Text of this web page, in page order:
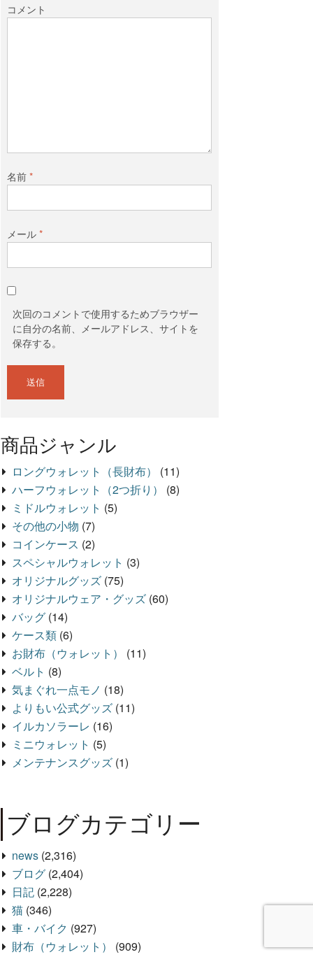
コメント
名前*
メール*
次回のコメントで使用するためブラウザー
に自分の名前、メールアドレス、サイトを
保存する。
商品ジャンル
ロングウォレット（長財布）
(11)
ハーフウォレット（2つ折り）
(8)
ミドルウォレット (5)
その他の小物 (7)
コインケース (2)
スペシャルウォレット (3)
オリジナルグッズ (75)
オリジナルウェア・グッズ (60)
バッグ (14)
ケース類 (6)
お財布（ウォレット）
(11)
ベルト (8)
気まぐれ一点モノ (18)
よりもい公式グッズ (11)
イルカソラーレ (16)
ミニウォレット (5)
メンテナンスグッズ (1)
ブログカテゴリー
news (2,316)
ブログ (2,404)
日記 (2,228)
猫 (346)
車・バイク (927)
財布（ウォレット）
(909)